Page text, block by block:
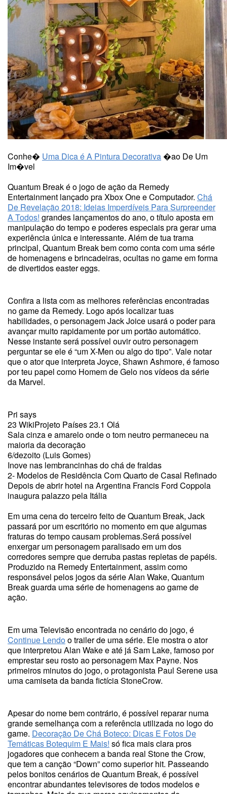
Conhe� Uma Dica é A Pintura Decorativa �ao De Um
Im�vel
Quantum Break é o jogo de ação da Remedy
Entertainment lançado pra Xbox One e Computador. Chá
De Revelação 2018: Ideias Imperdíveis Para Surpreender
A Todos! grandes lançamentos do ano, o título aposta em
manipulação do tempo e poderes especiais pra gerar uma
experiência única e interessante. Além de tua trama
principal, Quantum Break bem como conta com uma série
de homenagens e brincadeiras, ocultas no game em forma
de divertidos easter eggs.
Confira a lista com as melhores referências encontradas
no game da Remedy. Logo após localizar tuas
habilidades, o personagem Jack Joice usará o poder para
avançar muito rapidamente por um portão automático.
Nesse instante será possível ouvir outro personagem
perguntar se ele é “um X-Men ou algo do tipo”. Vale notar
que o ator que interpreta Joyce, Shawn Ashmore, é famoso
por teu papel como Homem de Gelo nos vídeos da série
da Marvel.
Pri says
23 WikiProjeto Países 23.1 Olá
Sala cinza e amarelo onde o tom neutro permaneceu na
maioria da decoração
6/dezoito (Luis Gomes)
Inove nas lembrancinhas do chá de fraldas
2- Modelos de Residência Com Quarto de Casal Refinado
Depois de abrir hotel na Argentina Francis Ford Coppola
inaugura palazzo pela Itália
Em uma cena do terceiro feito de Quantum Break, Jack
passará por um escritório no momento em que algumas
fraturas do tempo causam problemas.Será possível
enxergar um personagem paralisado em um dos
corredores sempre que derruba pastas repletas de papéis.
Produzido na Remedy Entertainment, assim como
responsável pelos jogos da série Alan Wake, Quantum
Break guarda uma série de homenagens ao game de
ação.
Em uma Televisão encontrada no cenário do jogo, é
Continue Lendoo trailer de uma série. Ele mostra o ator
que interpretou Alan Wake e até já Sam Lake, famoso por
emprestar seu rosto ao personagem Max Payne. Nos
primeiros minutos do jogo, o protagonista Paul Serene usa
uma camiseta da banda fictícia StoneCrow.
Apesar do nome bem contrário, é possível reparar numa
grande semelhança com a referência utilizada no logo do
game. Decoração De Chá Boteco: Dicas E Fotos De
Temáticas Botequim E Mais! só fica mais clara pros
jogadores que conhecem a banda real Stone the Crow,
que tem a canção “Down” como superior hit. Passeando
pelos bonitos cenários de Quantum Break, é possível
encontrar abundantes televisores de todos modelos e